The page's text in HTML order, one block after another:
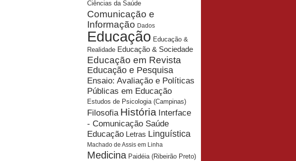
Ciências da Saúde
Comunicação e
Informação Dados
Educação Educação &
Realidade Educação & Sociedade
Educação em Revista
Educação e Pesquisa
Ensaio: Avaliação e Políticas
Públicas em Educação
Estudos de Psicologia (Campinas)
Filosofia História Interface
- Comunicação Saúde
Educação Letras Linguística
Machado de Assis em Linha
Medicina Paidéia (Ribeirão Preto)